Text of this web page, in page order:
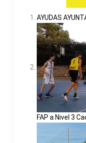
AYUDAS
FAP a Nivel 3